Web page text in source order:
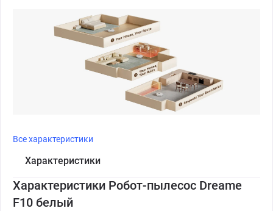
Все характеристики
Характеристики
Характеристики Робот-пылесос Dreame
F10 белый